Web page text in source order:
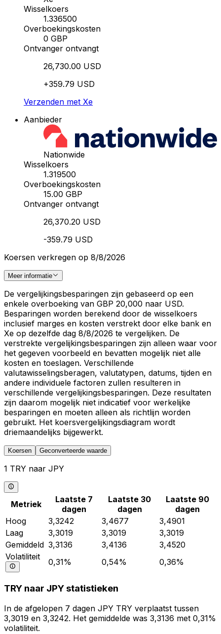
Wisselkoers
1.336500
Overboekingskosten
0 GBP
Ontvanger ontvangt
26,730.00 USD
+359.79 USD
Verzenden met Xe
Aanbieder
Nationwide
Wisselkoers
1.319500
Overboekingskosten
15.00 GBP
Ontvanger ontvangt
26,370.20 USD
-359.79 USD
Koersen verkregen op 8/8/2026
Meer informatie
De vergelijkingsbesparingen zijn gebaseerd op een
enkele overboeking van GBP 20,000 naar USD.
Besparingen worden berekend door de wisselkoers
inclusief marges en kosten verstrekt door elke bank en
Xe op dezelfde dag 8/8/2026 te vergelijken. De
verstrekte vergelijkingsbesparingen zijn alleen waar voor
het gegeven voorbeeld en bevatten mogelijk niet alle
kosten en toeslagen. Verschillende
valutawisselingsberagen, valutatypen, datums, tijden en
andere individuele factoren zullen resulteren in
verschillende vergelijkingsbesparingen. Deze resultaten
zijn daarom mogelijk niet indicatief voor werkelijke
besparingen en moeten alleen als richtlijn worden
gebruikt. Het koersvergelijkingsdiagram wordt
driemaandelijks bijgewerkt.
Koersen Geconverteerde waarde
1 TRY naar JPY
Metriek
Laatste 7
dagen
Laatste 30
dagen
Laatste 90
dagen
Hoog
3,3242 3,4677
3,4901
Laag
3,3019 3,3019
3,3019
Gemiddeld 3,3136 3,4136
3,4520
Volatiliteit
0,31% 0,54% 0,36%
TRY naar JPY statistieken
In de afgelopen 7 dagen JPY TRY verplaatst tussen
3,3019 en 3,3242. Het gemiddelde was 3,3136 met 0,31%
volatiliteit.